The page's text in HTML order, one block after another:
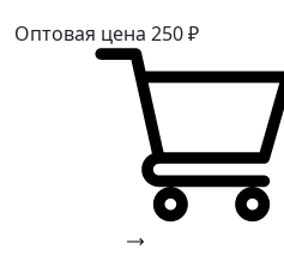
Оптовая цена 250₽